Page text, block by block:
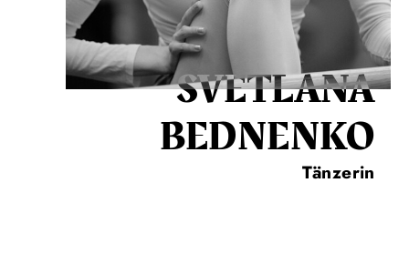
SVETLANA
BEDNENKO
Tänzerin